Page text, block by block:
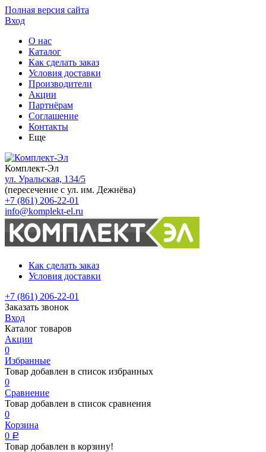
Полная версия сайта
Вход
О нас
Каталог
Как сделать заказ
Условия доставки
Производители
Акции
Партнёрам
Соглашение
Контакты
Еще
Комплект-Эл
ул. Уральская, 134/5
(пересечение с ул. им. Дежнёва)
+7 (861) 206-22-01
info@komplekt-el.ru
Как сделать заказ
Условия доставки
+7 (861) 206-22-01
Заказать звонок
Вход
Каталог товаров
Акции
0
Избранные
Товар добавлен в список избранных
0
Сравнение
Товар добавлен в список сравнения
0
Корзина
0 Р
Товар добавлен в корзину!